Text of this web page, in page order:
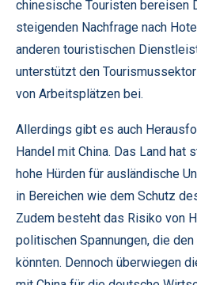
chinesische Touristen bereisen
steigenden Nachfrage nach
anderen touristischen
unterstützt den
von Arbeitsplätzen bei.
Allerdings gibt es auch
Handel mit China. Das Land hat
hohe Hürden für ausländische
in Bereichen wie dem Schutz
Zudem besteht das Risiko von
politischen Spannungen, die
könnten. Dennoch überwiegen